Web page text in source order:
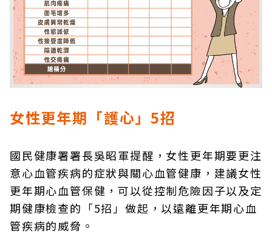
女性更年期「護心」5招
國民健康署署長吳昭軍提醒，女性更年期要更注
意心血管疾病的症狀與關心血管健康，建議女性
更年期心血管保健，可以從控制危險因子以及定
期健康檢查的「5招」做起，以遠離更年期心血
管疾病的威脅。